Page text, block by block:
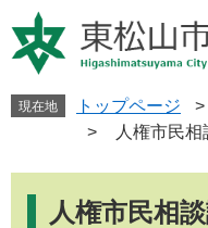
ー
ジ
す
ニ
ュ
し
現在地 トップページ >
>
人権市民相
人権市民相